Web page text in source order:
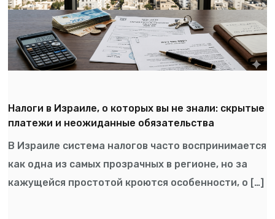
Налоги в Израиле, о которых вы не знали: скрытые
платежи и неожиданные обязательства
В Израиле система налогов часто воспринимается
как одна из самых прозрачных в регионе, но за
кажущейся простотой кроются особенности, о […]